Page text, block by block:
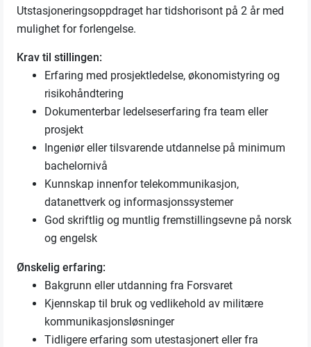
Utstasjoneringsoppdraget har tidshorisont på 2 år med
mulighet for forlengelse.
Krav til stillingen:
Erfaring med prosjektledelse, økonomistyring og
risikohåndtering
Dokumenterbar ledelseserfaring fra team eller
prosjekt
Ingeniør eller tilsvarende utdannelse på minimum
bachelornivå
Kunnskap innenfor telekommunikasjon,
datanettverk og informasjonssystemer
God skriftlig og muntlig fremstillingsevne på norsk
og engelsk
Ønskelig erfaring:
Bakgrunn eller utdanning fra Forsvaret
Kjennskap til bruk og vedlikehold av militære
kommunikasjonsløsninger
Tidligere erfaring som utestasjonert eller fra